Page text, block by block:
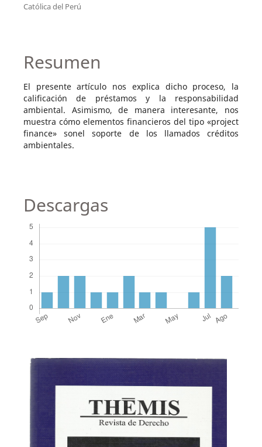
Católica del Perú
Resumen
El presente artículo nos explica dicho proceso, la
calificación de préstamos y la responsabilidad
ambiental. Asimismo, de manera interesante, nos
muestra cómo elementos financieros del tipo «project
finance» sonel soporte de los llamados créditos
ambientales.
Descargas